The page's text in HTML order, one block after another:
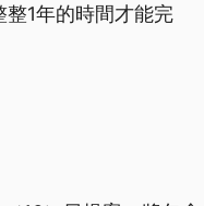
1年的時間才能完